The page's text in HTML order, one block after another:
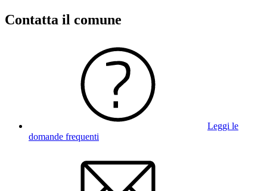
Contatta il comune
Leggi le
domande frequenti